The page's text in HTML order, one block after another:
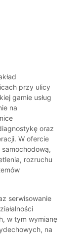
przy ulicy
gamie usług
na
oraz
W ofercie
rozruchu
serwisowanie
w tym wymianę
na